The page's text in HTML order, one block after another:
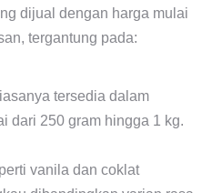
dijual dengan harga mulai
tergantung pada:
tersedia dalam
dari 250 gram hingga 1 kg.
vanila dan coklat